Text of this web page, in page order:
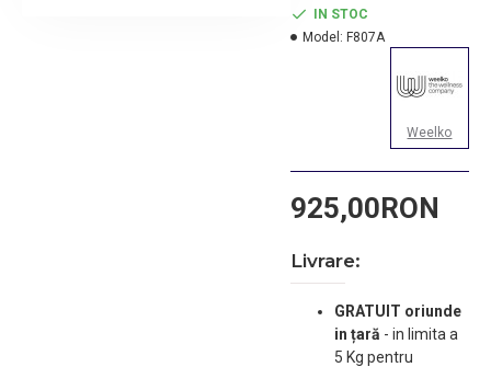
925,00RON
IN STOC
Model: F807A
Weelko
Livrare:
GRATUIT oriunde
in țară - in limita a
5 Kg pentru